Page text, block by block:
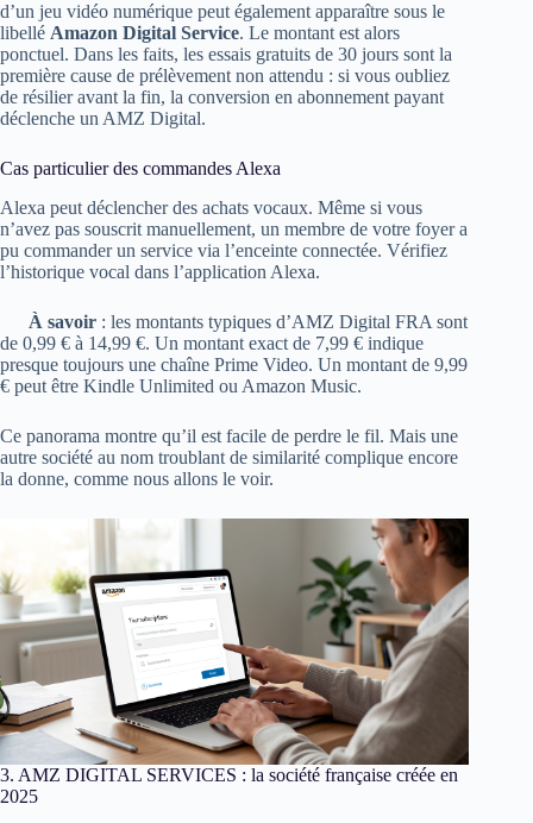
d’un jeu vidéo numérique peut également apparaître sous le
libellé Amazon Digital Service. Le montant est alors
ponctuel. Dans les faits, les essais gratuits de 30 jours sont la
première cause de prélèvement non attendu : si vous oubliez
de résilier avant la fin, la conversion en abonnement payant
déclenche un AMZ Digital.
Cas particulier des commandes Alexa
Alexa peut déclencher des achats vocaux. Même si vous
n’avez pas souscrit manuellement, un membre de votre foyer a
pu commander un service via l’enceinte connectée. Vérifiez
l’historique vocal dans l’application Alexa.
À savoir : les montants typiques d’AMZ Digital FRA sont
de 0,99 € à 14,99 €. Un montant exact de 7,99 € indique
presque toujours une chaîne Prime Video. Un montant de 9,99
€ peut être Kindle Unlimited ou Amazon Music.
Ce panorama montre qu’il est facile de perdre le fil. Mais une
autre société au nom troublant de similarité complique encore
la donne, comme nous allons le voir.
3. AMZ DIGITAL SERVICES : la société française créée en
2025